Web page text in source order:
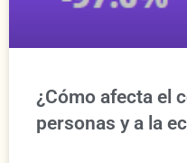
¿Cómo afecta el
personas y a la